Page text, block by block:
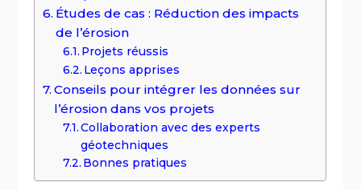
Études de cas : Réduction des impacts
de l’érosion
Projets réussis
Leçons apprises
Conseils pour intégrer les données sur
l’érosion dans vos projets
Collaboration avec des experts
géotechniques
Bonnes pratiques